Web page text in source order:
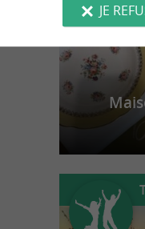
JE